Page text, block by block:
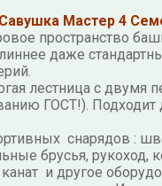
Мастер 4
пространство
даже
лестница с двумя
ГОСТ!).
снарядов :
брусья, рукоход,
и другое